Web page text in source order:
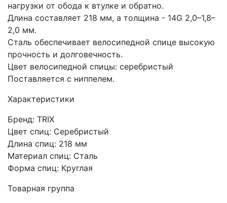
нагрузки от обода к втулке и обратно.
Длина составляет 218 мм, а толщина - 14G 2,0–1,8–
2,0 мм.
Сталь обеспечивает велосипедной спице высокую
прочность и долговечность.
Цвет велосипедной спицы: серебристый
Поставляется с ниппелем.
Характеристики
Бренд: TRIX
Цвет спиц: Серебристый
Длина спиц: 218 мм
Материал спиц: Сталь
Форма спиц: Круглая
Товарная группа